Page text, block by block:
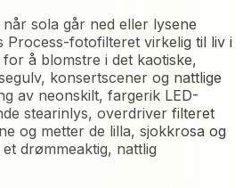
sola går ned eller lysene
Process-fotofilteret virkelig til liv i
å blomstre i det kaotiske,
konsertscener og nattlige
av neonskilt, fargerik LED-
stearinlys, overdriver filteret
og metter de lilla, sjokkrosa og
drømmeaktig, nattlig